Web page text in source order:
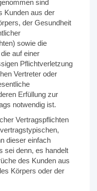
sind
Kunden aus der
der Gesundheit
sowie die
auf einer
Pflichtverletzung
Vertreter oder
Erfüllung zur
notwendig ist.
Vertragspflichten
dieser einfach
sei denn, es handelt
des Kunden aus
Körpers oder der